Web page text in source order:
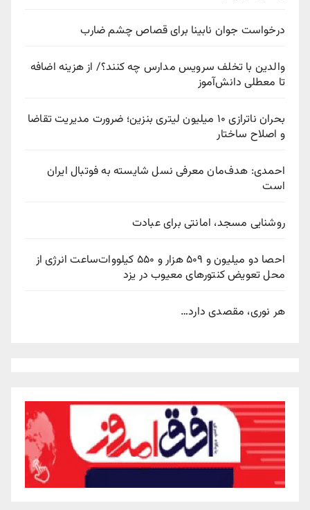
درخواست جوان نابینا برای قصاص چشم ضارب
والدین با تخلف سرویس مدارس چه کنند؟/ از هزینه اضافه
تا معطلی دانش‌آموز
بحران ناترازی ۱۰ میلیون لیتری بنزین؛ ضرورت مدیریت تقاضا
و اصلاح ساختار
احمدی: هدف‌مان معرفی نسل شایسته به فوتبال ایران
است
روشنایی مسجد، امانتی برای عبادت
احصا دو میلیون و ۵۰۹ هزار و ۵۵۰ کیلووات‌ساعت انرژی از
محل تعویض کنتورهای معیوب در یزد
هر نوری، مقصدی دارد…